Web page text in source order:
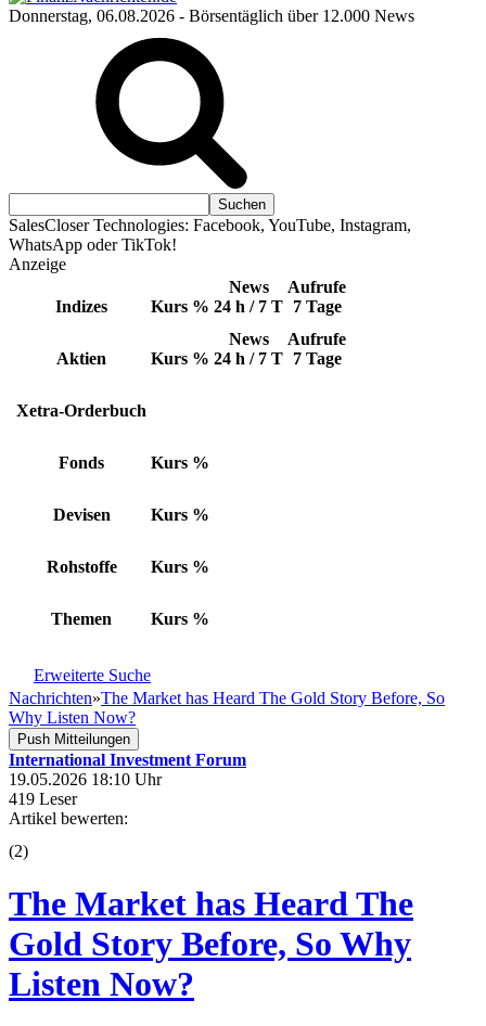
Donnerstag, 06.08.2026 - Börsentäglich über 12.000 News
SalesCloser Technologies: Facebook, YouTube, Instagram,
WhatsApp oder TikTok!
Anzeige
Indizes Kurs %
News
24 h / 7 T
Aufrufe
7 Tage
Aktien Kurs %
News
24 h / 7 T
Aufrufe
7 Tage
Xetra-Orderbuch
Fonds Kurs %
Devisen Kurs %
Rohstoffe Kurs %
Themen Kurs %
Erweiterte Suche
Nachrichten»The Market has Heard The Gold Story Before, So
Why Listen Now?
Push Mitteilungen
International Investment Forum
19.05.2026 18:10 Uhr
419 Leser
Artikel bewerten:
(2)
The Market has Heard The
Gold Story Before, So Why
Listen Now?